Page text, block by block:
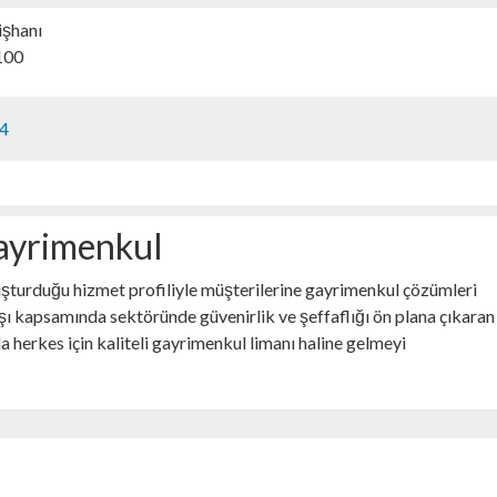
hizmet profiliyle müşterilerine gayrimenkul çözümleri
kapsamında sektöründe güvenirlik ve şeffaflığı ön plana çıkaran
herkes için kaliteli gayrimenkul limanı haline gelmeyi